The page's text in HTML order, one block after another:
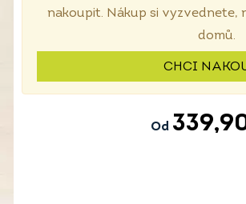
nakoupit. Nákup si vyzvednete,
domů.
CHCI
Od